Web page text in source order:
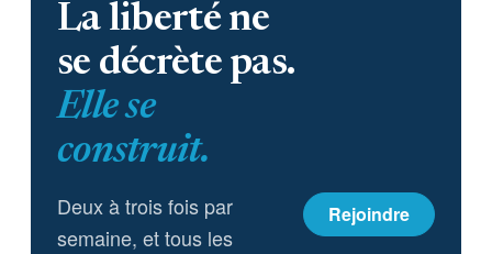
La liberté ne
se décrète pas.
Elle se
construit.
Deux à trois fois par
semaine, et tous les
Rejoindre